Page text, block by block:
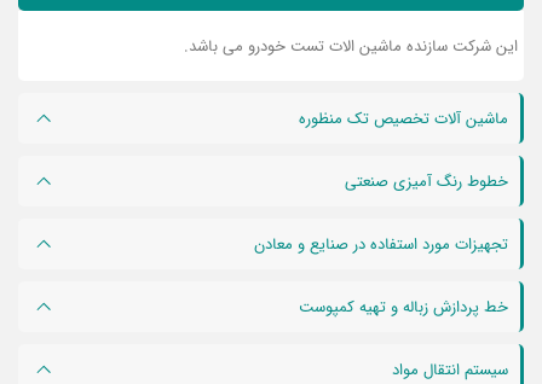
این شرکت سازنده ماشین الات تست خودرو می باشد.
ماشین آلات تخصیص تک منظوره
خطوط رنگ آمیزی صنعتی
تجهیزات مورد استفاده در صنایع و معادن
خط پردازش زباله و تهیه کمپوست
سیستم انتقال مواد